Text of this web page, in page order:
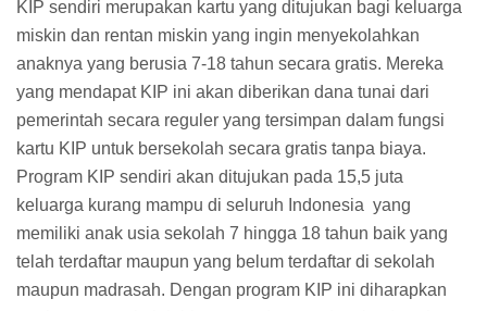
KIP sendiri merupakan kartu yang ditujukan bagi keluarga
miskin dan rentan miskin yang ingin menyekolahkan
anaknya yang berusia 7-18 tahun secara gratis. Mereka
yang mendapat KIP ini akan diberikan dana tunai dari
pemerintah secara reguler yang tersimpan dalam fungsi
kartu KIP untuk bersekolah secara gratis tanpa biaya.
Program KIP sendiri akan ditujukan pada 15,5 juta
keluarga kurang mampu di seluruh Indonesia yang
memiliki anak usia sekolah 7 hingga 18 tahun baik yang
telah terdaftar maupun yang belum terdaftar di sekolah
maupun madrasah. Dengan program KIP ini diharapkan